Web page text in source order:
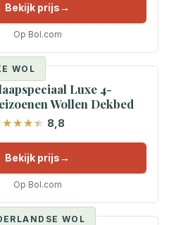
Bekijk prijs
Op Bol.com
WOL
Luxe 4-
Wollen Dekbed
8,8
Bekijk prijs
Op Bol.com
WOL